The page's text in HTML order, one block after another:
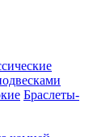
Браслеты-